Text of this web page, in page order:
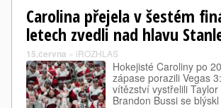
Carolina přejela v šestém
letech zvedli nad hlavu
15.června » iROZHLAS
Hokejisté Caroliny po
zápase porazili Vegas
vítězství vystřelili
Brandon Bussi se